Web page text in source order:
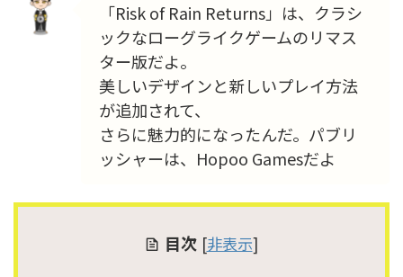
「Risk of Rain Returns」は、クラシ
ックなローグライクゲームのリマス
ター版だよ。
美しいデザインと新しいプレイ方法
が追加されて、
さらに魅力的になったんだ。パブリ
ッシャーは、Hopoo Gamesだよ
目次 [非表示]